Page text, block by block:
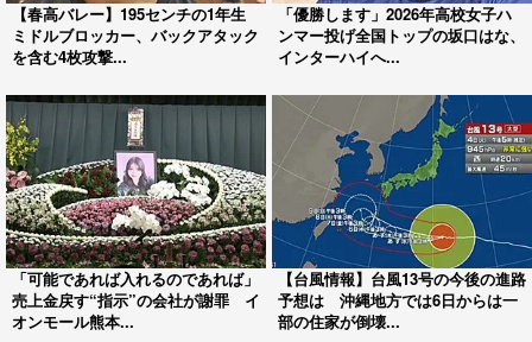
【春高バレー】195センチの1年生
ミドルブロッカー、バックアタック
を含む4枚攻撃...
「優勝します」2026年高校女子ハ
ンマー投げ全国トップの坂口はな、
インターハイへ...
「可能であれば入れるのであれば」
売上金戻す“指示”の会社が謝罪 イ
オンモール熊本...
【台風情報】台風13号の今後の進路
予想は 沖縄地方では6日からは一
部の住家が倒壊...